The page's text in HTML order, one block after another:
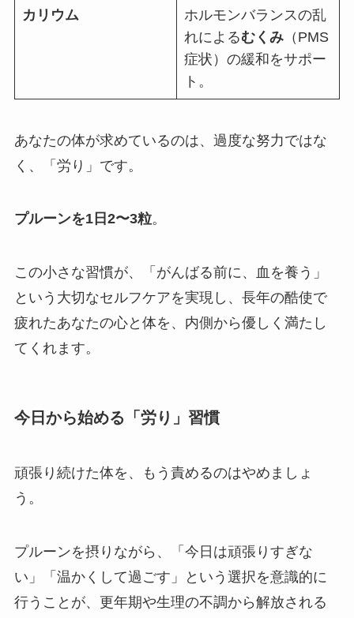
カリウム
ホルモンバランスの乱
れによるむくみ（PMS
症状）の緩和をサポー
ト。
あなたの体が求めているのは、過度な努力ではな
く、「労り」です。
プルーンを1日2〜3粒。
この小さな習慣が、「がんばる前に、血を養う」
という大切なセルフケアを実現し、長年の酷使で
疲れたあなたの心と体を、内側から優しく満たし
てくれます。
今日から始める「労り」習慣
頑張り続けた体を、もう責めるのはやめましょ
う。
プルーンを摂りながら、「今日は頑張りすぎな
い」「温かくして過ごす」という選択を意識的に
行うことが、更年期や生理の不調から解放される